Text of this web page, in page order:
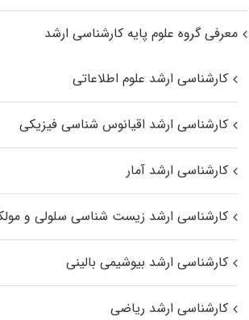
معرفی گروه علوم پایه کارشناسی ارشد
کارشناسی ارشد علوم اطلاعاتی
کارشناسی ارشد اقیانوس‌ شناسی فیزیکی
کارشناسی ارشد آمار
کارشناسی ارشد زیست شناسی سلولی و
کارشناسی ارشد بیوشیمی بالینی
کارشناسی ارشد ریاضی